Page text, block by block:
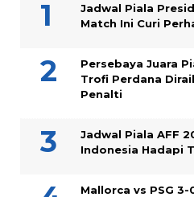
Jadwal Piala
Match Ini Curi
Persebaya Juara
Trofi Perdana
Penalti
Jadwal Piala AFF
Indonesia Hadapi
Mallorca vs PSG